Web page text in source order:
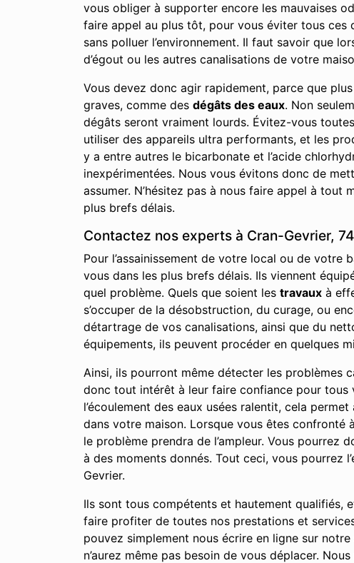
vous obliger à supporter encore les mauvaises
faire appel au plus tôt, pour vous éviter tous ces
sans polluer l’environnement. Il faut savoir que
d’égout ou les autres canalisations de votre
Vous devez donc agir rapidement, parce que
graves, comme des dégâts des eaux. Non
dégâts seront vraiment lourds. Évitez-vous
utiliser des appareils ultra performants, et les
y a entre autres le bicarbonate et l’acide
inexpérimentées. Nous vous évitons donc de
assumer. N’hésitez pas à nous faire appel à
plus brefs délais.
Contactez nos experts à Cran-Gevrier,
Pour l’assainissement de votre local ou de votre
vous dans les plus brefs délais. Ils viennent
quel problème. Quels que soient les travaux à
s’occuper de la désobstruction, du curage, ou
détartrage de vos canalisations, ainsi que du
équipements, ils peuvent procéder en quelques
Ainsi, ils pourront même détecter les problèmes
donc tout intérêt à leur faire confiance pour tous
l’écoulement des eaux usées ralentit, cela
dans votre maison. Lorsque vous êtes
le problème prendra de l’ampleur. Vous
à des moments donnés. Tout ceci, vous pourrez
Gevrier.
Ils sont tous compétents et hautement qualifiés,
faire profiter de toutes nos prestations et
pouvez simplement nous écrire en ligne sur
n’aurez même pas besoin de vous déplacer.